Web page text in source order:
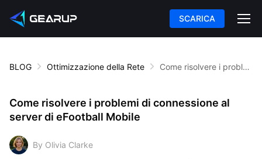
SCARICA
BLOG Ottimizzazione della Rete Come risolvere i problemi di connessione al server di eFootball Mobile
Come risolvere i problemi di connessione al
server di eFootball Mobile
By Olivia Clarke